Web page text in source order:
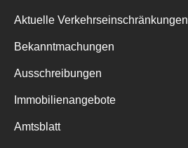
Aktuelle Verkehrseinschränkungen
Bekanntmachungen
Ausschreibungen
Immobilienangebote
Amtsblatt